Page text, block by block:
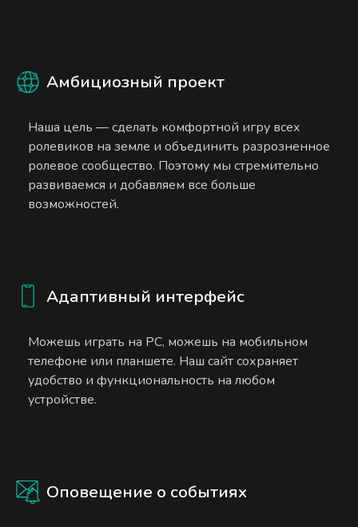
Амбициозный проект
Наша цель — сделать комфортной игру всех
ролевиков на земле и объединить разрозненное
ролевое сообщество. Поэтому мы стремительно
развиваемся и добавляем все больше
возможностей.
Адаптивный интерфейс
Можешь играть на PC, можешь на мобильном
телефоне или планшете. Наш сайт сохраняет
удобство и функциональность на любом
устройстве.
Оповещение о событиях